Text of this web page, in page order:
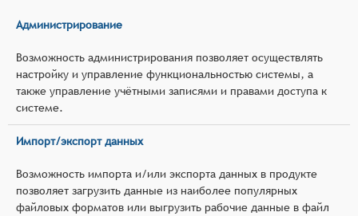
Администрирование
Возможность администрирования позволяет осуществлять
настройку и управление функциональностью системы, а
также управление учётными записями и правами доступа к
системе.
Импорт/экспорт данных
Возможность импорта и/или экспорта данных в продукте
позволяет загрузить данные из наиболее популярных
файловых форматов или выгрузить рабочие данные в файл